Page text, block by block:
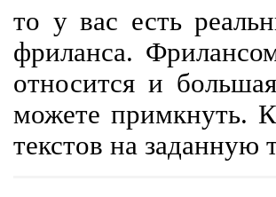
то у вас есть
фриланса.
относится и
можете примкнуть.
текстов на заданную